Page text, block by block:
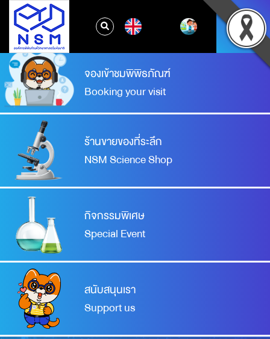
จองเข้าชมพิพิธภัณฑ์
Booking your visit
ร้านขายของที่ระลึก
NSM Science Shop
กิจกรรมพิเศษ
Special Event
สนับสนุนเรา
Support us